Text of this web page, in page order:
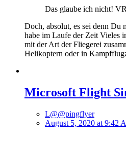
Das glaube ich nicht!
Doch, absolut, es sei denn Du
habe im Laufe der Zeit Vieles
mit der Art der Fliegerei
Helikoptern oder in
Microsoft Flight
L@@pingflyer
August 5, 2020 at 9:42